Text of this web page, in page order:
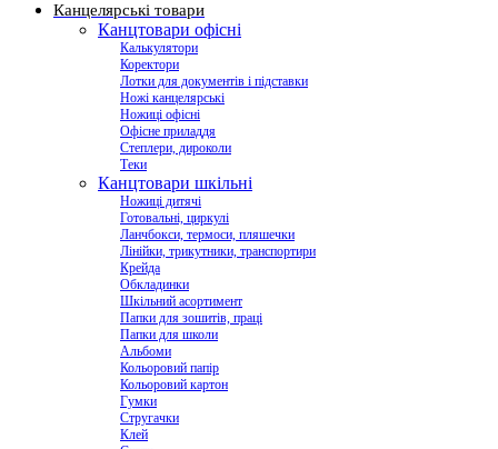
Канцелярські товари
Канцтовари офісні
Калькулятори
Коректори
Лотки для документів і підставки
Ножі канцелярські
Ножиці офісні
Офісне приладдя
Степлери, дироколи
Теки
Канцтовари шкільні
Ножиці дитячі
Готовальні, циркулі
Ланчбокси, термоси, пляшечки
Лінійки, трикутники, транспортири
Крейда
Обкладинки
Шкільний асортимент
Папки для зошитів, праці
Папки для школи
Альбоми
Кольоровий папір
Кольоровий картон
Гумки
Стругачки
Клей